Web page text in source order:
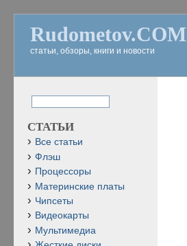
Rudometov.COM
статьи, обзоры, книги и новости
СТАТЬИ
Все статьи
Флэш
Процессоры
Материнские платы
Чипсеты
Видеокарты
Мультимедиа